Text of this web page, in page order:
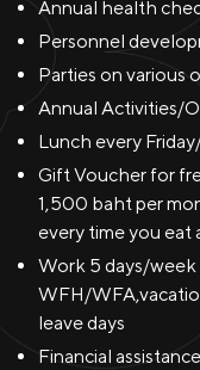
Annual health
Personnel
Parties on various
Annual Activities/
Lunch every
Gift Voucher for
1,500 baht per
every time you eat
Work 5 days/
WFH/
leave days
Financial